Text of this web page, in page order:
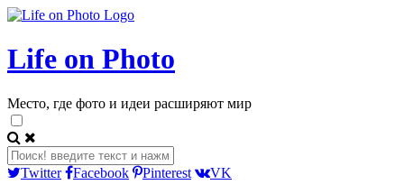
Life on Photo
Место, где фото и идеи расширяют мир
Twitter Facebook Pinterest
VK